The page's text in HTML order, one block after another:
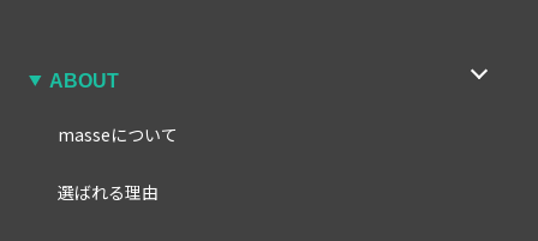
ABOUT
masseについて
選ばれる理由